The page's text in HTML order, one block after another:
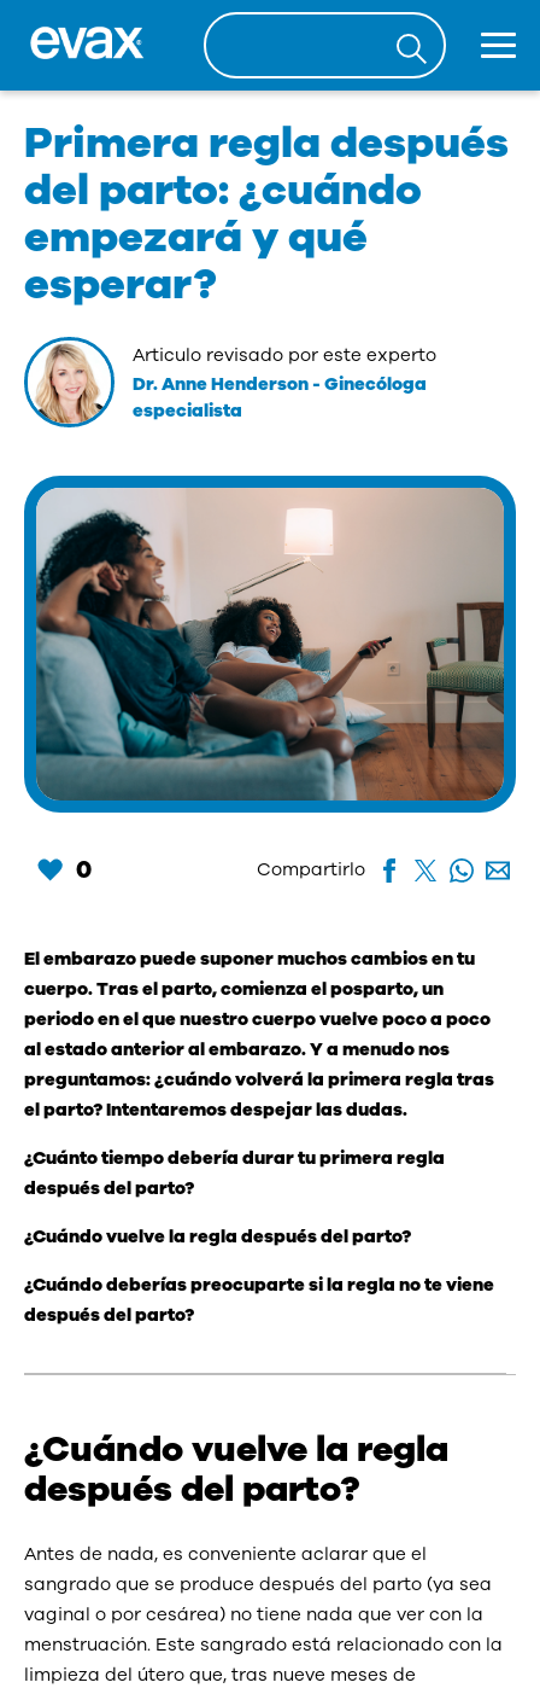
Primera regla después
del parto: ¿cuándo
empezará y qué
esperar?
Articulo revisado por este experto
Dr. Anne Henderson- Ginecóloga
especialista
0 Compartirlo
El embarazo puede suponer muchos cambios en tu
cuerpo. Tras el parto, comienza el posparto, un
periodo en el que nuestro cuerpo vuelve poco a poco
al estado anterior al embarazo. Y a menudo nos
preguntamos: ¿cuándo volverá la primera regla tras
el parto? Intentaremos despejar las dudas.
¿Cuánto tiempo debería durar tu primera regla
después del parto?
¿Cuándo vuelve la regla después del parto?
¿Cuándo deberías preocuparte si la regla no te viene
después del parto?
¿Cuándo vuelve la regla
después del parto?
Antes de nada, es conveniente aclarar que el
sangrado que se produce después del parto (ya sea
vaginal o por cesárea) no tiene nada que ver con la
menstruación. Este sangrado está relacionado con la
limpieza del útero que, tras nueve meses de